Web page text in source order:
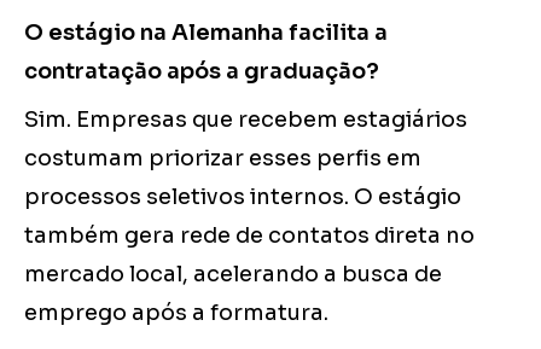
O estágio na Alemanha facilita a
contratação após a graduação?
Sim. Empresas que recebem estagiários
costumam priorizar esses perfis em
processos seletivos internos. O estágio
também gera rede de contatos direta no
mercado local, acelerando a busca de
emprego após a formatura.